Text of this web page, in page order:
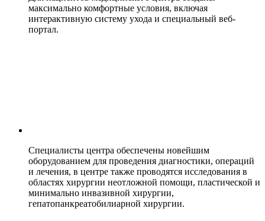
максимально комфортные условия, включая
интерактивную систему ухода и специальный веб-
портал.
Специалисты центра обеспечены новейшим
оборудованием для проведения диагностики, операций
и лечения, в центре также проводятся исследования в
областях хирургии неотложной помощи, пластической и
минимально инвазивной хирургии,
гепатопанкреатобилиарной хирургии.